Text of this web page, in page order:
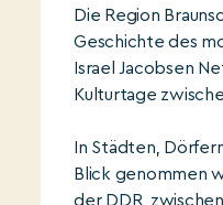
Die Region
Geschichte des
Israel Jacobsen
Kulturtage
In Städten,
Blick genommen
der DDR,